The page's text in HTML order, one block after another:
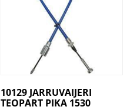
10129 JARRUVAIJERI
TEOPART PIKA 1530